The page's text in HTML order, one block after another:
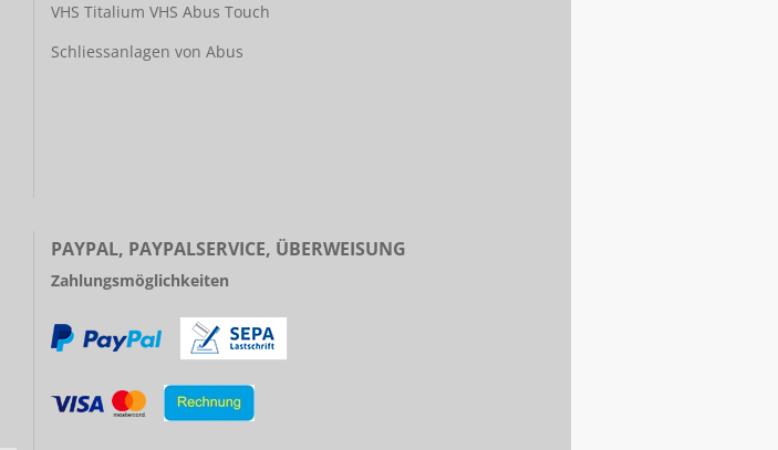
VHS Titalium VHS Abus Touch
Schliessanlagen von Abus
PAYPAL, PAYPALSERVICE, ÜBERWEISUNG
Zahlungsmöglichkeiten